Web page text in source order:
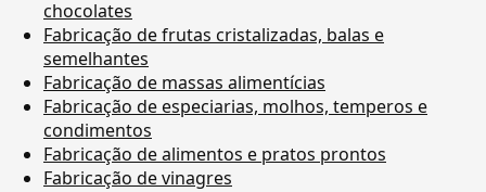
chocolates
Fabricação de frutas cristalizadas, balas e
semelhantes
Fabricação de massas alimentícias
Fabricação de especiarias, molhos, temperos e
condimentos
Fabricação de alimentos e pratos prontos
Fabricação de vinagres